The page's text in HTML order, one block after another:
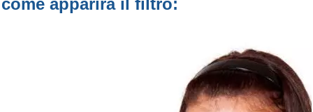
come apparirà il filtro: